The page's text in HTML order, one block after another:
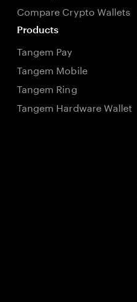
Compare Crypto Wallets
Products
Tangem Pay
Tangem Mobile
Tangem Ring
Tangem Hardware Wallet